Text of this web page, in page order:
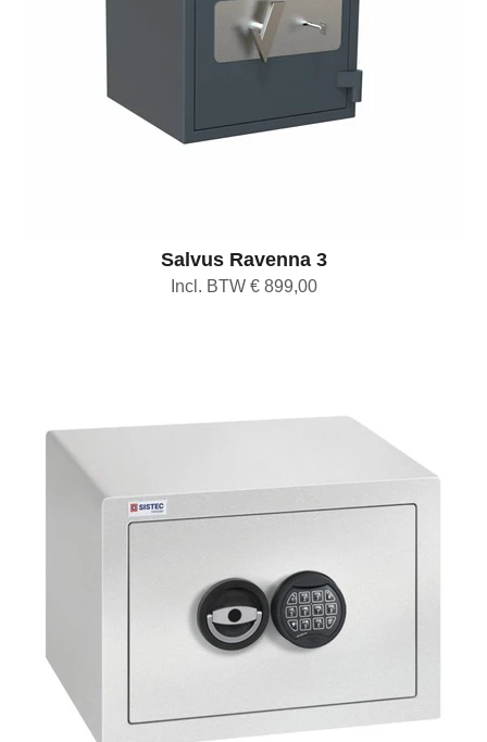
Salvus Ravenna 3
Incl. BTW € 899,00